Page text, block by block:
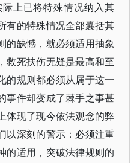
上已将特殊情况纳入其
有的特殊情况全部囊括其
的缺憾，就必须适用抽象
救死扶伤无疑是最高和至
的规则都必须从属于这一
事件却变成了棘手之事甚
体现了现今依法观念的弊
以深刻的警示：必须注重
的适用，突破法律规则的